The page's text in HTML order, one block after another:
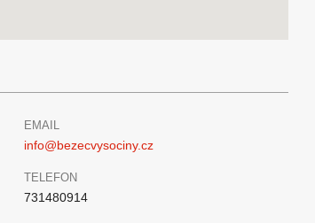
EMAIL
info@bezecvysociny.cz
TELEFON
731480914